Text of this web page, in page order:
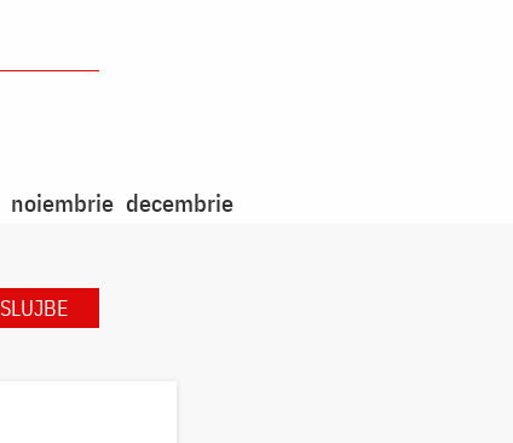
noiembrie decembrie
SLUJBE